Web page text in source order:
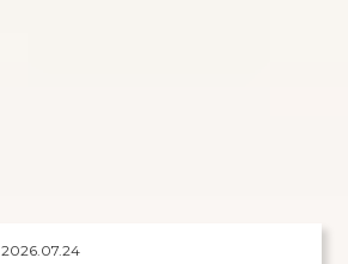
2026.07.24